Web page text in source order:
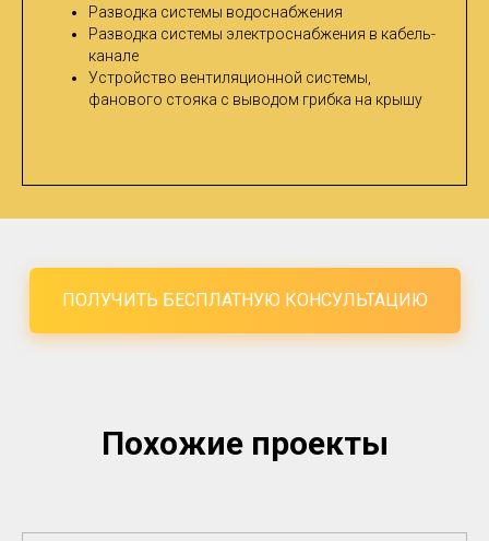
Разводка системы водоснабжения
Разводка системы электроснабжения в кабель-
канале
Устройство вентиляционной системы,
фанового стояка с выводом грибка на крышу
ПОЛУЧИТЬ БЕСПЛАТНУЮ КОНСУЛЬТАЦИЮ
Похожие проекты